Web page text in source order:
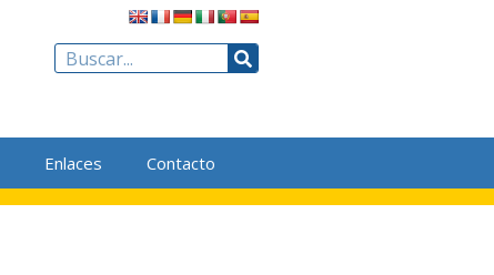
Enlaces Contacto